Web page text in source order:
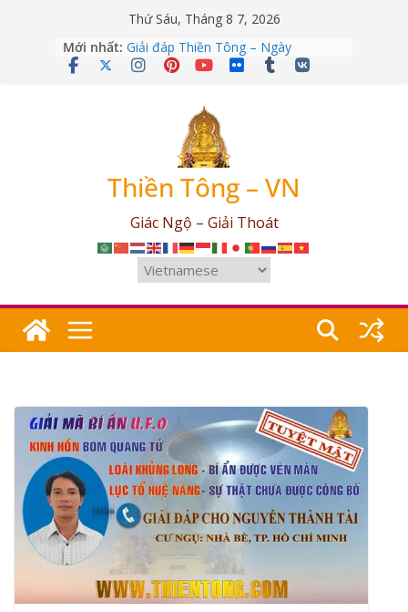
Thứ Sáu, Tháng 8 7, 2026
Mới nhất: Giải đáp Thiền Tông – Ngày
12/04/2026
Giải đáp Thiền Tông – Ngày
25/07/2026
Giải đáp Thiền Tông – Ngày
17/06/2026
Giải đáp Thiền Tông – Ngày
Thiền Tông – VN
Giác Ngộ – Giải Thoát